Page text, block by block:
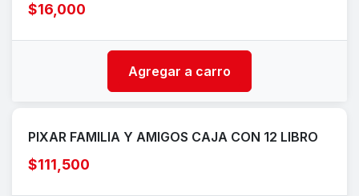
$16,000
Agregar a carro
PIXAR FAMILIA Y AMIGOS CAJA CON 12 LIBRO
$111,500